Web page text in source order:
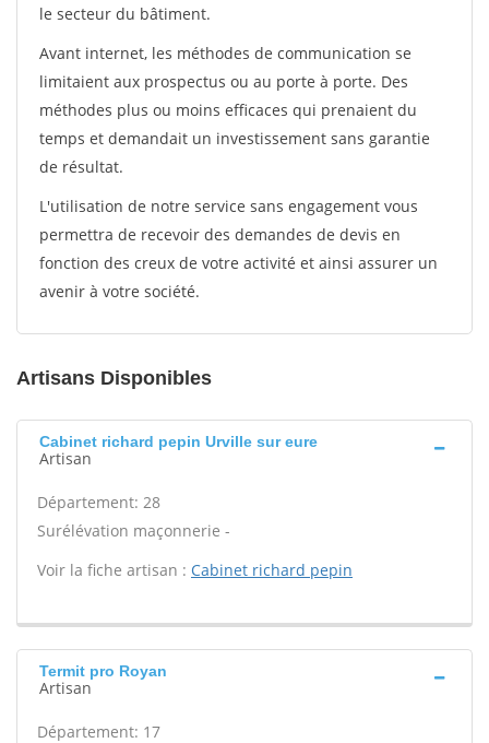
le secteur du bâtiment.
Avant internet, les méthodes de communication se
limitaient aux prospectus ou au porte à porte. Des
méthodes plus ou moins efficaces qui prenaient du
temps et demandait un investissement sans garantie
de résultat.
L'utilisation de notre service sans engagement vous
permettra de recevoir des demandes de devis en
fonction des creux de votre activité et ainsi assurer un
avenir à votre société.
Artisans Disponibles
Cabinet richard pepin Urville sur eure
Artisan
Département: 28
Surélévation maçonnerie -
Voir la fiche artisan : Cabinet richard pepin
Termit pro Royan
Artisan
Département: 17